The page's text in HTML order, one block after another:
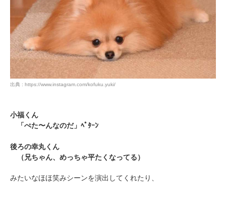
出典 : https://www.instagram.com/kofuku.yuki/
小福くん
「ぺた〜んなのだ」ﾍﾟﾀｰﾝ
後ろの幸丸くん
（兄ちゃん、めっちゃ平たくなってる）
みたいなほほ笑みシーンを演出してくれたり、